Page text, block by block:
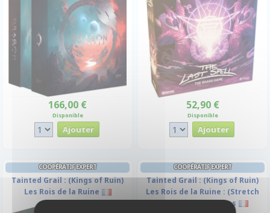
166,00 €
Disponible
52,90 €
Disponible
COOPÉRATIF EXPERT
Tainted Grail : (Kings of Ruin)
Les Rois de la Ruine
COOPÉRATIF EXPERT
Tainted Grail : (Kings of Ruin)
Les Rois de la Ruine : (Stretch
Goals) Récompenses